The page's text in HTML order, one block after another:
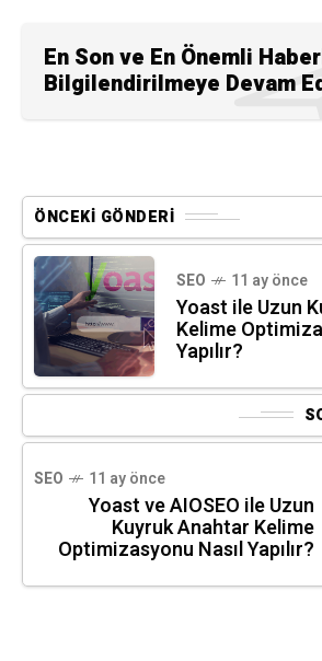
En Son ve En Önemli
Bilgilendirilmeye Devam
ÖNCEKI GÖNDERI
SEO 11 ay önce
Yoast ile Uzun
Kelime
Yapılır?
SEO 11 ay önce
Yoast ve AIOSEO ile Uzun
Kuyruk Anahtar Kelime
Optimizasyonu Nasıl Yapılır?